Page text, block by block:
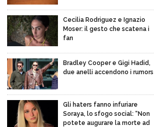
Cecilia Rodriguez e Ignazio
Moser: il gesto che scatena i
fan
Bradley Cooper e Gigi Hadid,
due anelli accendono i rumors
Gli haters fanno infuriare
Soraya, lo sfogo social: “Non
potete augurare la morte ad